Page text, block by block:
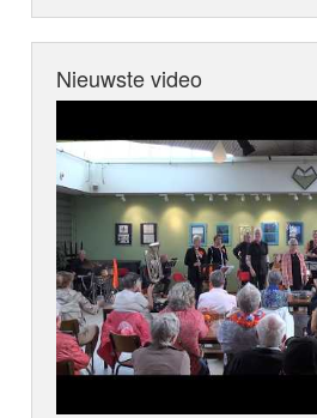
Nieuwste video